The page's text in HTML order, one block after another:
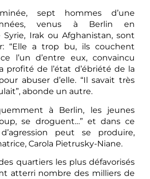
sept hommes d’une
venus à Berlin en
Irak ou Afghanistan, sont
“Elle a trop bu, ils couchent
l’un d’entre eux, convaincu
profité de l’état d’ébriété de la
abuser d’elle. “Il savait très
abonde un autre.
à Berlin, les jeunes
se droguent…” et dans ce
peut se produire,
Carola Pietrusky-Niane.
quartiers les plus défavorisés
atterri nombre des milliers de